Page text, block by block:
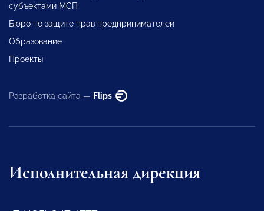
субъектами МСП
Бюро по защите прав предпринимателей
Образование
Проекты
Разработка сайта — Flips
Исполнительная дирекция